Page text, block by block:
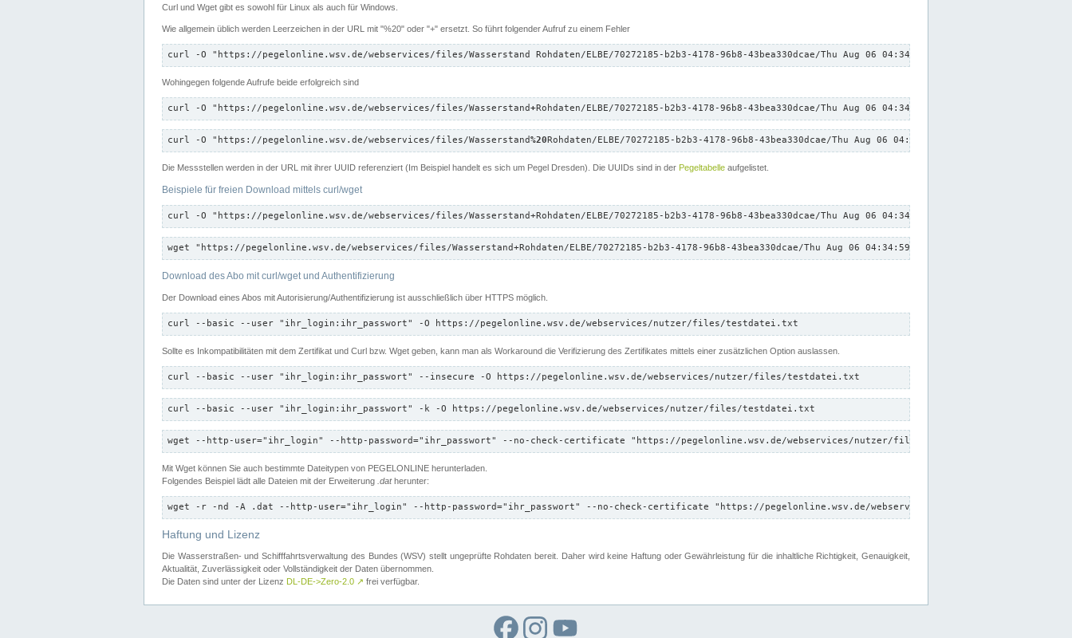
Curl und Wget gibt es sowohl für Linux als auch für Windows.
Wie allgemein üblich werden Leerzeichen in der URL mit "%20" oder "+" ersetzt. So führt folgender Aufruf zu einem Fehler
curl -O "https://pegelonline.wsv.de/webservices/files/Wasserstand Rohdaten/ELBE/70272185-b2b3-4178-96b8-43bea330dcae/Thu Aug 06 04:34:59 CEST 2026/down.txt"
Wohingegen folgende Aufrufe beide erfolgreich sind
curl -O "https://pegelonline.wsv.de/webservices/files/Wasserstand+Rohdaten/ELBE/70272185-b2b3-4178-96b8-43bea330dcae/Thu Aug 06 04:34:59 CEST 2026/down.txt"
curl -O "https://pegelonline.wsv.de/webservices/files/Wasserstand%20Rohdaten/ELBE/70272185-b2b3-4178-96b8-43bea330dcae/Thu Aug 06 04:34:59 CEST 2026/down.txt"
Die Messstellen werden in der URL mit ihrer UUID referenziert (Im Beispiel handelt es sich um Pegel Dresden). Die UUIDs sind in der Pegeltabelle aufgelistet.
Beispiele für freien Download mittels curl/wget
curl -O "https://pegelonline.wsv.de/webservices/files/Wasserstand+Rohdaten/ELBE/70272185-b2b3-4178-96b8-43bea330dcae/Thu Aug 06 04:34:59 CEST 2026/down.txt"
wget "https://pegelonline.wsv.de/webservices/files/Wasserstand+Rohdaten/ELBE/70272185-b2b3-4178-96b8-43bea330dcae/Thu Aug 06 04:34:59 CEST 2026/down.txt"
Download des Abo mit curl/wget und Authentifizierung
Der Download eines Abos mit Autorisierung/Authentifizierung ist ausschließlich über HTTPS möglich.
curl --basic --user "ihr_login:ihr_passwort" -O https://pegelonline.wsv.de/webservices/nutzer/files/testdatei.txt
Sollte es Inkompatibilitäten mit dem Zertifikat und Curl bzw. Wget geben, kann man als Workaround die Verifizierung des Zertifikates mittels einer zusätzlichen Option auslassen.
curl --basic --user "ihr_login:ihr_passwort" --insecure -O https://pegelonline.wsv.de/webservices/nutzer/files/testdatei.txt
curl --basic --user "ihr_login:ihr_passwort" -k -O https://pegelonline.wsv.de/webservices/nutzer/files/testdatei.txt
wget --http-user="ihr_login" --http-password="ihr_passwort" --no-check-certificate "https://pegelonline.wsv.de/webservices/nutzer/files/testdatei.txt"
Mit Wget können Sie auch bestimmte Dateitypen von PEGELONLINE herunterladen.
Folgendes Beispiel lädt alle Dateien mit der Erweiterung .datherunter:
wget -r -nd -A .dat --http-user="ihr_login" --http-password="ihr_passwort" --no-check-certificate "https://pegelonline.wsv.de/webservices/nutzer/files"
Haftung und Lizenz
Die Wasserstraßen- und Schifffahrtsverwaltung des Bundes (WSV) stellt ungeprüfte Rohdaten bereit. Daher wird keine Haftung oder Gewährleistung für die inhaltliche Richtigkeit, Genauigkeit,
Aktualität, Zuverlässigkeit oder Vollständigkeit der Daten übernommen.
Die Daten sind unter der Lizenz DL-DE->Zero-2.0 ↗ frei verfügbar.